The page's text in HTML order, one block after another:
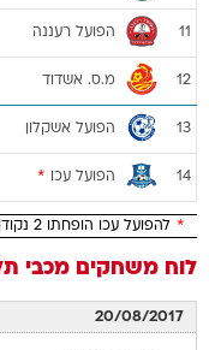
11 הפועל רעננה
12 מ.ס. אשדוד
13 הפועל אשקלון
14 הפועל עכו *
* להפועל עכו הופחתו 2 נקודות בשל דיווח חסר לבקרת התקציבים
לוח משחקים מכבי
20/08/2017